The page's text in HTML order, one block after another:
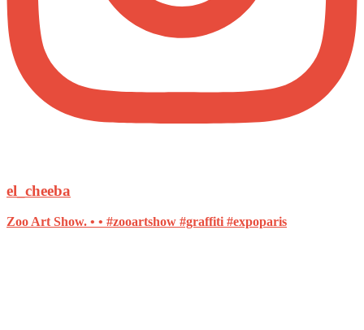
el_cheeba
Zoo Art Show. • • #zooartshow #graffiti #expoparis